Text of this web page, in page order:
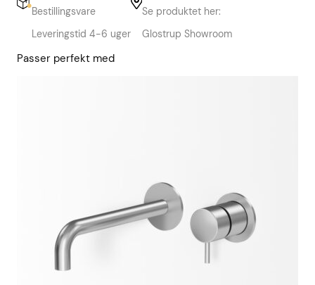
Bestillingsvare
Leveringstid 4-6 uger
Se produktet her:
Glostrup Showroom
Passer perfekt med